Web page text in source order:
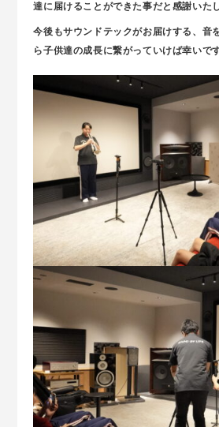
達に届けることができた事だと感謝いた
今後もサウンドテックがお届けする、音
ら子供達の成長に繋がっていけば幸いです